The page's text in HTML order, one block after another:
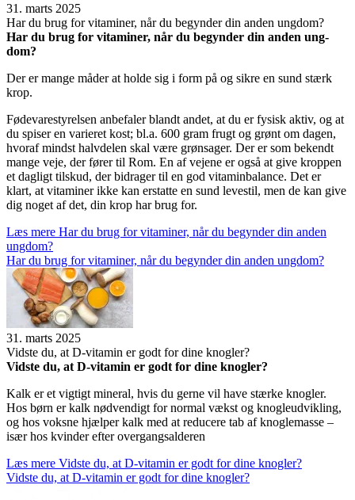
31. marts 2025
Har du brug for vita­mi­ner, når du begyn­der din anden ung­dom?
Har du brug for vita­mi­ner, når du begyn­der din anden ung­
dom?
Der er mange måder at holde sig i form på og sikre en sund stærk
krop.
Fødevarestyrelsen anbefaler blandt andet, at du er fysisk aktiv, og at
du spiser en varieret kost; bl.a. 600 gram frugt og grønt om dagen,
hvoraf mindst halvdelen skal være grønsager. Der er som bekendt
mange veje, der fører til Rom. En af vejene er også at give kroppen
et dagligt tilskud, der bidrager til en god vitaminbalance. Det er
klart, at vitaminer ikke kan erstatte en sund levestil, men de kan give
dig noget af det, din krop har brug for.
Læs mere Har du brug for vita­mi­ner, når du begyn­der din anden
ung­dom?
Har du brug for vita­mi­ner, når du begyn­der din anden ung­dom?
31. marts 2025
Vid­ste du, at D-vita­min er godt for dine knog­ler?
Vid­ste du, at D-vita­min er godt for dine knog­ler?
Kalk er et vigtigt mineral, hvis du gerne vil have stærke knogler.
Hos børn er kalk nødvendigt for normal vækst og knogleudvikling,
og hos voksne hjælper kalk med at reducere tab af knoglemasse –
især hos kvinder efter overgangsalderen
Læs mere Vid­ste du, at D-vita­min er godt for dine knog­ler?
Vid­ste du, at D-vita­min er godt for dine knog­ler?